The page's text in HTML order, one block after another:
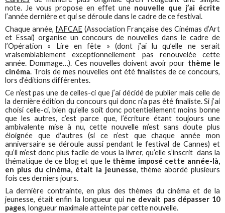
note. Je vous propose en effet une nouvelle que j’ai écrite
l’année dernière et qui se déroule dans le cadre de ce festival.
Chaque année, l’AFCAE (Association Française des Cinémas d’Art
et Essai) organise un concours de nouvelles dans le cadre de
l’Opération « Lire en fête » (dont j’ai lu qu’elle ne serait
vraisemblablement exceptionnellement pas renouvelée cette
année. Dommage…). Ces nouvelles doivent avoir pour thème le
cinéma. Trois de mes nouvelles ont été finalistes de ce concours,
lors d’éditions différentes.
Ce n’est pas une de celles-ci que j’ai décidé de publier mais celle de
la dernière édition du concours qui donc n’a pas été finaliste. Si j’ai
choisi celle-ci, bien qu’elle soit donc potentiellement moins bonne
que les autres, c’est parce que, l’écriture étant toujours une
ambivalente mise à nu, cette nouvelle m’est sans doute plus
éloignée que d'autres (si ce n’est que chaque année mon
anniversaire se déroule aussi pendant le festival de Cannes) et
qu’il m’est donc plus facile de vous la livrer, qu’elle s’inscrit dans la
thématique de ce blog et que le thème imposé cette année-là,
en plus du cinéma, était la jeunesse, thème abordé plusieurs
fois ces derniers jours.
La dernière contrainte, en plus des thèmes du cinéma et de la
jeunesse, était enfin la longueur qui ne devait pas dépasser 10
pages, longueur maximale atteinte par cette nouvelle.